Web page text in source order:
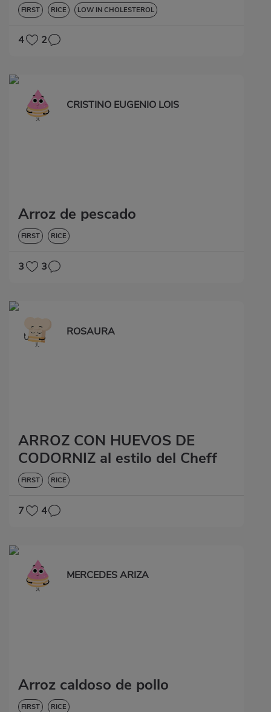
FIRST RICE LOW IN CHOLESTEROL
4 2
CRISTINO EUGENIO LOIS
Arroz de pescado
FIRST RICE
3 3
ROSAURA
ARROZ CON HUEVOS DE
CODORNIZ al estilo del Cheff
FIRST RICE
7 4
MERCEDES ARIZA
Arroz caldoso de pollo
FIRST RICE